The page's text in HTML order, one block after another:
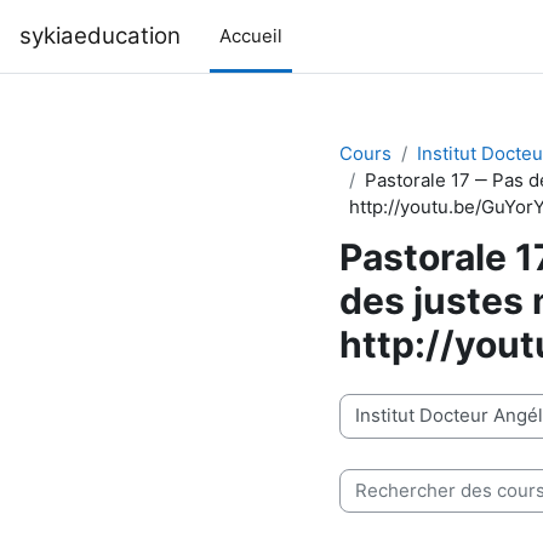
sykiaeducation Accueil
Cours
Institut
Pastorale 17 ‒ Pas
http://youtu.be/
Pastorale
des justes
http://
Catégories de cours
Rechercher des cours